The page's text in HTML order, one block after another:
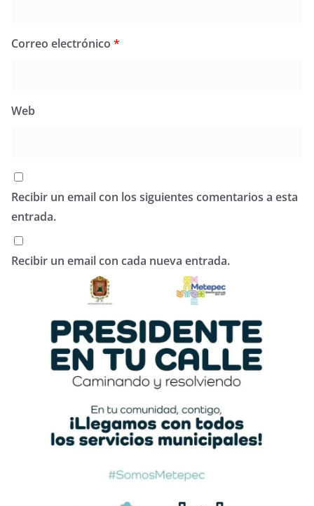
Correo electrónico *
Web
Recibir un email con los siguientes comentarios a esta
entrada.
Recibir un email con cada nueva entrada.